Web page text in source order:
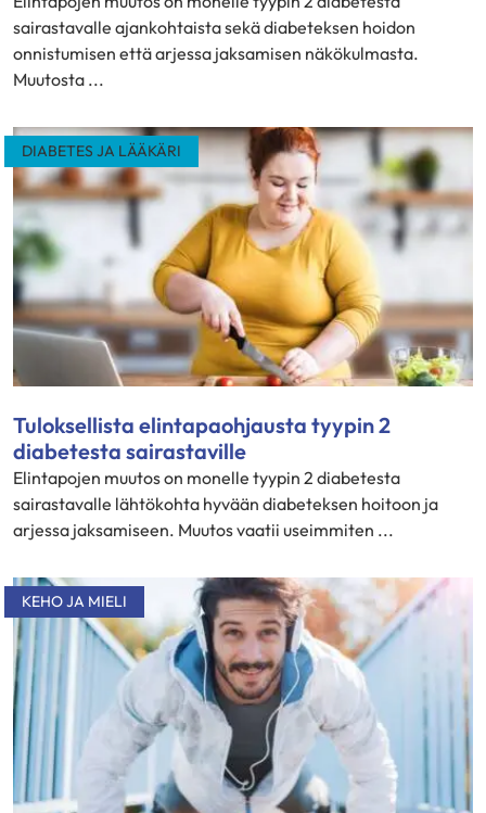
sairastavalle ajankohtaista sekä diabeteksen hoidon
onnistumisen että arjessa jaksamisen näkökulmasta.
Muutosta ...
DIABETES JA LÄÄKÄRI
Tuloksellista elintapaohjausta tyypin 2
diabetesta sairastaville
Elintapojen muutos on monelle tyypin 2 diabetesta
sairastavalle lähtökohta hyvään diabeteksen hoitoon ja
arjessa jaksamiseen. Muutos vaatii useimmiten ...
KEHO JA MIELI